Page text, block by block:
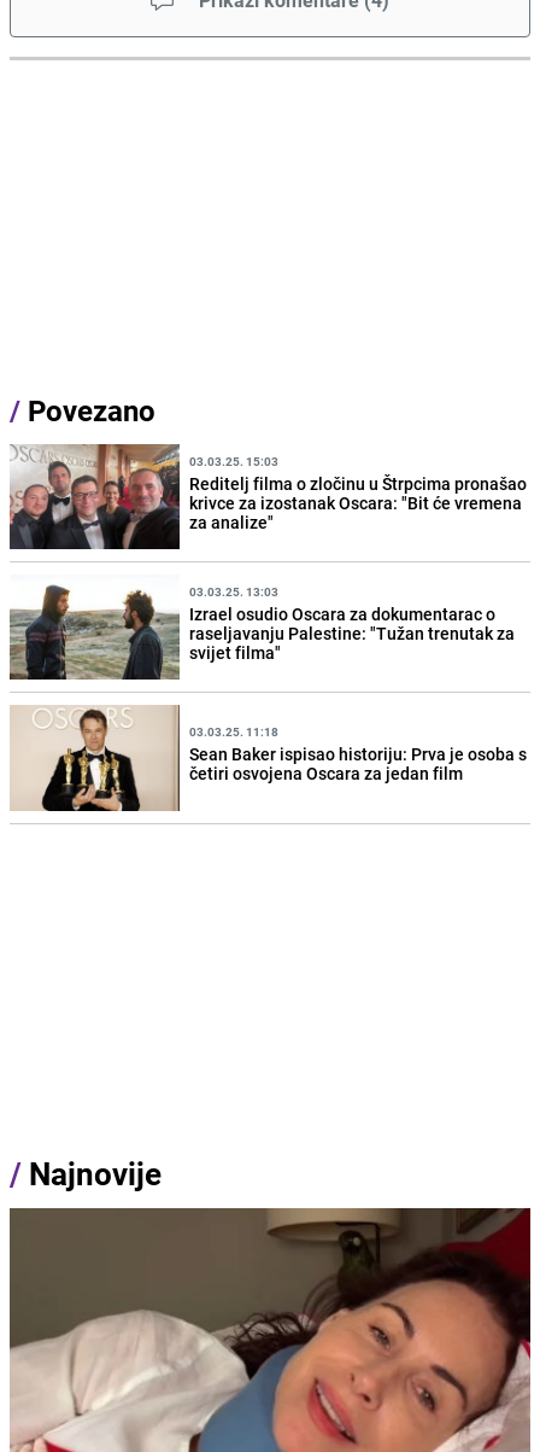
/ Povezano
03.03.25. 15:03
Reditelj filma o zločinu u Štrpcima pronašao
krivce za izostanak Oscara: "Bit će vremena
za analize"
03.03.25. 13:03
Izrael osudio Oscara za dokumentarac o
raseljavanju Palestine: "Tužan trenutak za
svijet filma"
03.03.25. 11:18
Sean Baker ispisao historiju: Prva je osoba s
četiri osvojena Oscara za jedan film
/ Najnovije